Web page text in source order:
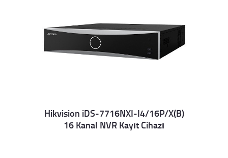
Details
Hikvision iDS-7716NXI-I4/16P/X(B)
16 Kanal NVR Kayıt Cihazı